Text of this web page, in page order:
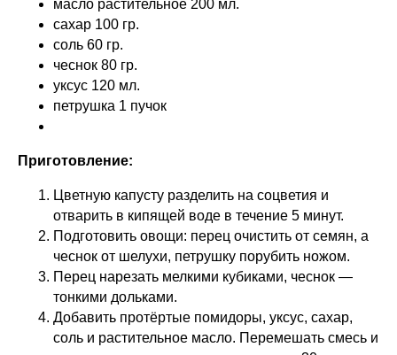
масло растительное 200 мл.
сахар 100 гр.
соль 60 гр.
чеснок 80 гр.
уксус 120 мл.
петрушка 1 пучок
Приготовление:
Цветную капусту разделить на соцветия и
отварить в кипящей воде в течение 5 минут.
Подготовить овощи: перец очистить от семян, а
чеснок от шелухи, петрушку порубить ножом.
Перец нарезать мелкими кубиками, чеснок —
тонкими дольками.
Добавить протёртые помидоры, уксус, сахар,
соль и растительное масло. Перемешать смесь и